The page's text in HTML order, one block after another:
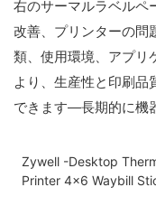
右のサーマルラベルペ
改善、プリンターの問
類、使用環境、アプリ
より、生産性と印刷品
できます—長期的に機
Zywell -Desktop
Printer 4x6 Waybill